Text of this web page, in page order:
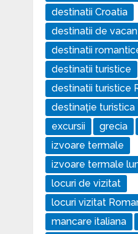
destinatii Croatia
destinatii de
destinatii
destinatii turistice
destinatii turistice
destinație turistica
excursii
grecia
izvoare termale
izvoare termale
locuri de vizitat
locuri vizitat
mancare italiana